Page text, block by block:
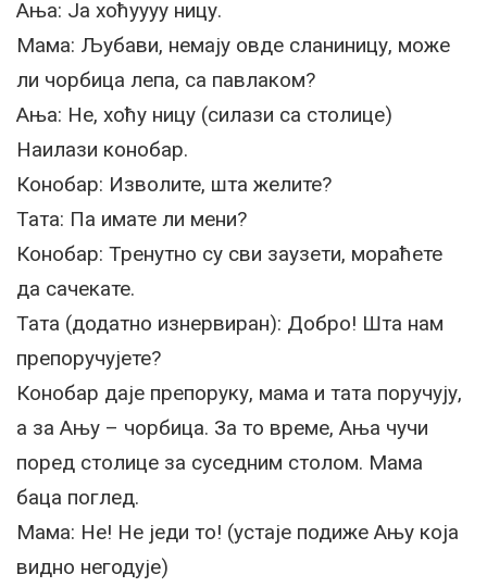
Ања: Ја хоћуууу ницу.
Мама: Љубави, немају овде сланиницу, може
ли чорбица лепа, са павлаком?
Ања: Не, хоћу ницу (силази са столице)
Наилази конобар.
Конобар: Изволите, шта желите?
Тата: Па имате ли мени?
Конобар: Тренутно су сви заузети, мораћете
да сачекате.
Тата (додатно изнервиран): Добро! Шта нам
препоручујете?
Конобар даје препоруку, мама и тата поручују,
а за Ању – чорбица. За то време, Ања чучи
поред столице за суседним столом. Мама
баца поглед.
Мама: Не! Не једи то! (устаје подиже Ању која
видно негодује)